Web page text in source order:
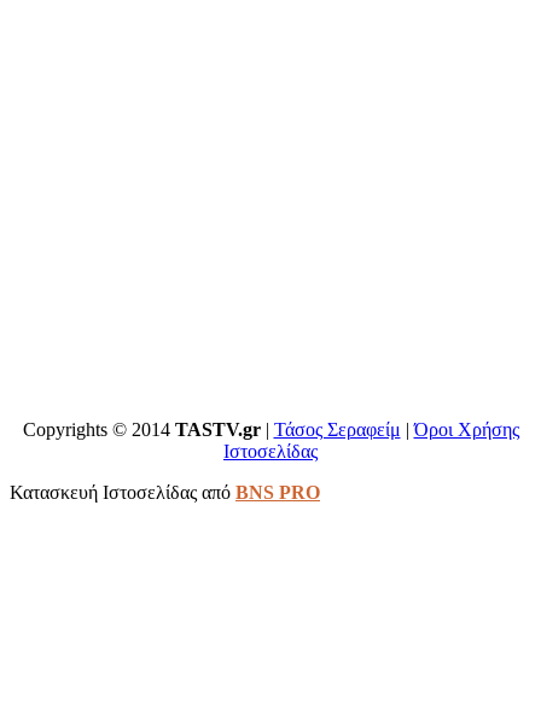
Copyrights © 2014 TASTV.gr| Τάσος Σεραφείμ |Όροι Χρήσης
Ιστοσελίδας
Κατασκευή Ιστοσελίδας από BNS PRO